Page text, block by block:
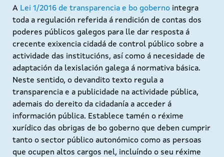
A Lei 1/2016 de transparencia e bo goberno integra
toda a regulación referida á rendición de contas dos
poderes públicos galegos para lle dar resposta á
crecente exixencia cidadá de control público sobre a
actividade das institucións, así como á necesidade de
adaptación da lexislación galega á normativa básica.
Neste sentido, o devandito texto regula a
transparencia e a publicidade na actividade pública,
ademais do dereito da cidadanía a acceder á
información pública. Establece tamén o réxime
xurídico das obrigas de bo goberno que deben cumprir
tanto o sector público autonómico como as persoas
que ocupen altos cargos nel, incluíndo o seu réxime